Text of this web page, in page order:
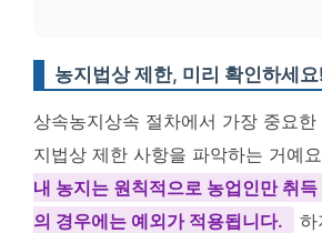
농지법상 제한, 미리 확인하세요!
상속농지상속 절차에서 가장 중요
지법상 제한 사항을 파악하는 거예
내 농지는 원칙적으로 농업인만 취
의 경우에는 예외가 적용됩니다.
하